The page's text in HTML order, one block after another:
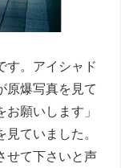
す。アイシャド
原爆写真を見て
願いします」
ていました。
せて下さいと声